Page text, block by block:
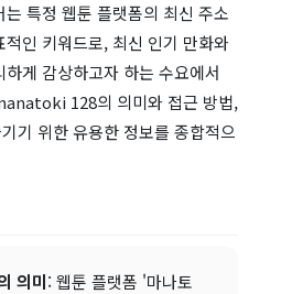
특정 웹툰 플랫폼의 최신 주소
인 키워드로, 최신 인기 만화와
게 감상하고자 하는 수요에서
128의 의미와 접근 방법,
기 위한 유용한 정보를 종합적으
의미: 웹툰 플랫폼 '마나토